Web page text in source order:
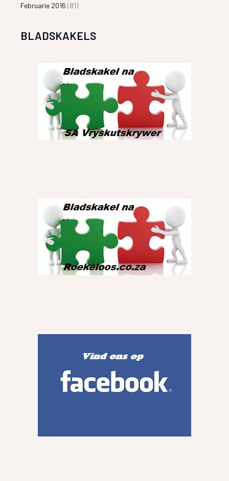
Februarie 2016 (81)
BLADSKAKELS